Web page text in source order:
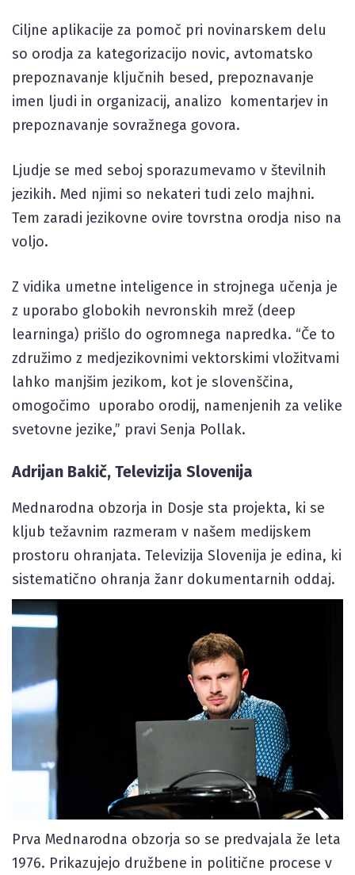
Ciljne aplikacije za pomoč pri novinarskem delu
so orodja za kategorizacijo novic, avtomatsko
prepoznavanje ključnih besed, prepoznavanje
imen ljudi in organizacij, analizo komentarjev in
prepoznavanje sovražnega govora.
Ljudje se med seboj sporazumevamo v številnih
jezikih. Med njimi so nekateri tudi zelo majhni.
Tem zaradi jezikovne ovire tovrstna orodja niso na
voljo.
Z vidika umetne inteligence in strojnega učenja je
z uporabo globokih nevronskih mrež (deep
learninga) prišlo do ogromnega napredka. “Če to
združimo z medjezikovnimi vektorskimi vložitvami
lahko manjšim jezikom, kot je slovenščina,
omogočimo uporabo orodij, namenjenih za velike
svetovne jezike,” pravi Senja Pollak.
Adrijan Bakič, Televizija Slovenija
Mednarodna obzorja in Dosje sta projekta, ki se
kljub težavnim razmeram v našem medijskem
prostoru ohranjata. Televizija Slovenija je edina, ki
sistematično ohranja žanr dokumentarnih oddaj.
Prva Mednarodna obzorja so se predvajala že leta
1976. Prikazujejo družbene in politične procese v